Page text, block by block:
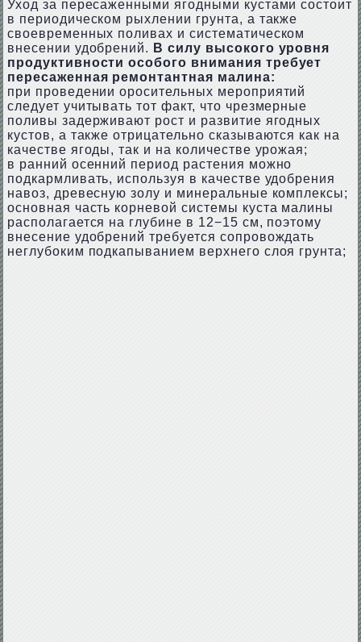
Уход за пересаженными ягодными кустами состоит
в периодическом рыхлении грунта, а также
своевременных поливах и систематическом
внесении удобрений. В силу высокого уровня
продуктивности особого внимания требует
пересаженная ремонтантная малина:
при проведении оросительных мероприятий
следует учитывать тот факт, что чрезмерные
поливы задерживают рост и развитие ягодных
кустов, а также отрицательно сказываются как на
качестве ягоды, так и на количестве урожая;
в ранний осенний период растения можно
подкармливать, используя в качестве удобрения
навоз, древесную золу и минеральные комплексы;
основная часть корневой системы куста малины
располагается на глубине в 12−15 см, поэтому
внесение удобрений требуется сопровождать
неглубоким подкапыванием верхнего слоя грунта;